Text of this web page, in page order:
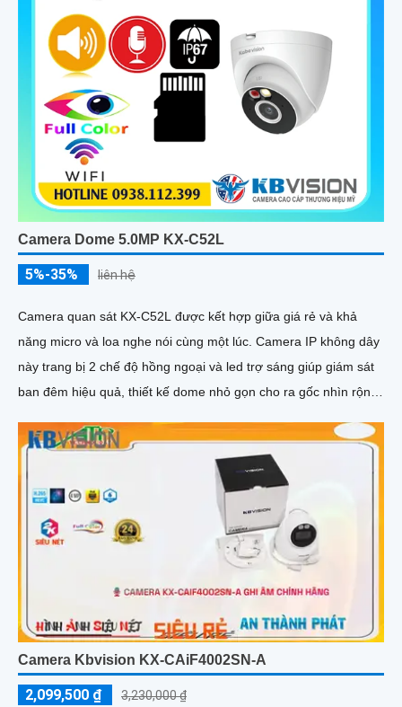
Camera Dome 5.0MP KX-C52L
5%-35% liên hệ
Camera quan sát KX-C52L được kết hợp giữa giá rẻ và khả
năng micro và loa nghe nói cùng một lúc. Camera IP không dây
này trang bị 2 chế độ hồng ngoại và led trợ sáng giúp giám sát
ban đêm hiệu quả, thiết kế dome nhỏ gọn cho ra gốc nhìn rộng
Camera Kbvision KX-CAiF4002SN-A
2,099,500 ₫ 3,230,000 ₫